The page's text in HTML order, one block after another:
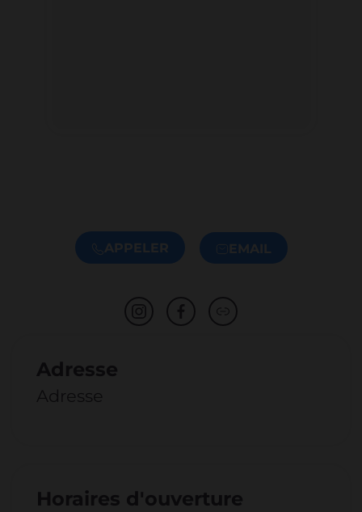
APPELER EMAIL
Adresse
Adresse
Horaires d'ouverture